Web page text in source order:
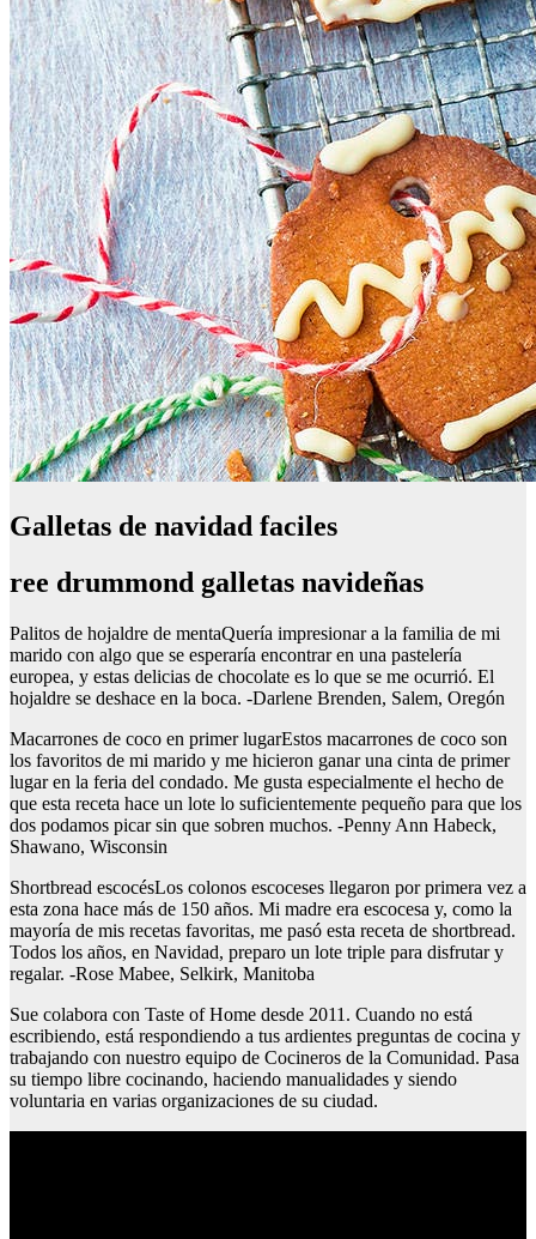
Galletas de navidad faciles
ree drummond galletas navideñas
Palitos de hojaldre de mentaQuería impresionar a la familia de mi
marido con algo que se esperaría encontrar en una pastelería
europea, y estas delicias de chocolate es lo que se me ocurrió. El
hojaldre se deshace en la boca. -Darlene Brenden, Salem, Oregón
Macarrones de coco en primer lugarEstos macarrones de coco son
los favoritos de mi marido y me hicieron ganar una cinta de primer
lugar en la feria del condado. Me gusta especialmente el hecho de
que esta receta hace un lote lo suficientemente pequeño para que los
dos podamos picar sin que sobren muchos. -Penny Ann Habeck,
Shawano, Wisconsin
Shortbread escocésLos colonos escoceses llegaron por primera vez a
esta zona hace más de 150 años. Mi madre era escocesa y, como la
mayoría de mis recetas favoritas, me pasó esta receta de shortbread.
Todos los años, en Navidad, preparo un lote triple para disfrutar y
regalar. -Rose Mabee, Selkirk, Manitoba
Sue colabora con Taste of Home desde 2011. Cuando no está
escribiendo, está respondiendo a tus ardientes preguntas de cocina y
trabajando con nuestro equipo de Cocineros de la Comunidad. Pasa
su tiempo libre cocinando, haciendo manualidades y siendo
voluntaria en varias organizaciones de su ciudad.